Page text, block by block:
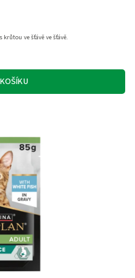
ve šťávě ve šťávě.